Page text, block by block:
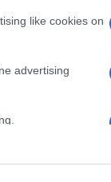
like cookies on
advertising